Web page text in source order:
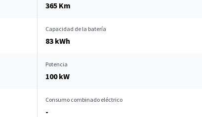
365 Km
Capacidad de la batería
83 kWh
Potencia
100 kW
Consumo combinado eléctrico
-